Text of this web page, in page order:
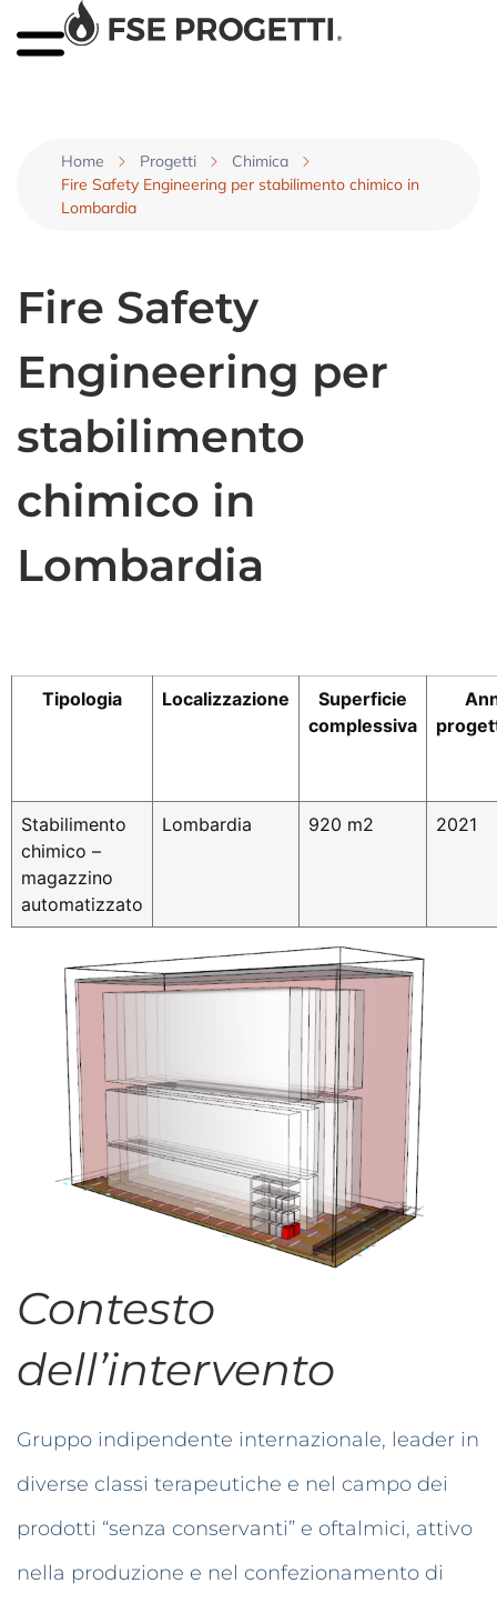
Home Progetti
Chimica
Fire Safety Engineering per stabilimento chimico in
Lombardia
Fire Safety
Engineering per
stabilimento
chimico in
Lombardia
Tipologia Localizzazione
Superficie
complessiva
Stabilimento
chimico –
magazzino
automatizzato
Lombardia 920 m2 2021
Contesto
dell’intervento
Gruppo indipendente internazionale, leader in
diverse classi terapeutiche e nel campo dei
prodotti “senza conservanti” e oftalmici, attivo
nella produzione e nel confezionamento di